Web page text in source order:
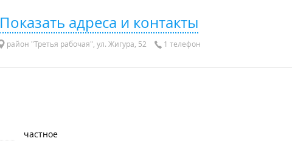
Показать адреса и контакты
район "Третья рабочая", ул. Жигура, 52 1 телефон
частное